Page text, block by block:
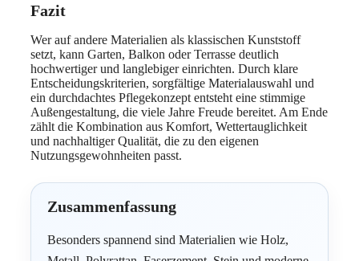
Fazit
Wer auf andere Materialien als klassischen Kunststoff
setzt, kann Garten, Balkon oder Terrasse deutlich
hochwertiger und langlebiger einrichten. Durch klare
Entscheidungskriterien, sorgfältige Materialauswahl und
ein durchdachtes Pflegekonzept entsteht eine stimmige
Außengestaltung, die viele Jahre Freude bereitet. Am Ende
zählt die Kombination aus Komfort, Wettertauglichkeit
und nachhaltiger Qualität, die zu den eigenen
Nutzungsgewohnheiten passt.
Zusammenfassung
Besonders spannend sind Materialien wie Holz,